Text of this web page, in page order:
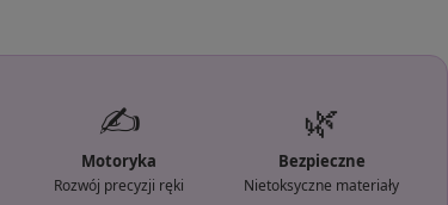
✍️
Motoryka
Rozwój precyzji ręki
🌿
Bezpieczne
Nietoksyczne materiały